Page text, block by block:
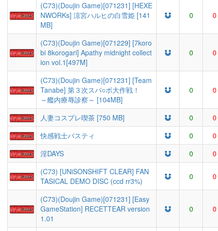
(C73)(Doujin Game)[071231] [HEXE
NWORKs] 涼宮ハルヒの白雪姫 [141
MB]
0 0
(C73)(Doujin Game)[071229] [7koro
bi 8korogari] Apathy midnight collect
ion vol.1[497M]
0 0
(C73)(Doujin Game)[071231] [Team
Tanabe] 第３次スパ○ボ大作戦！
～艦内療辱診察～ [104MB]
0 0
人妻コスプレ喫茶 [750 MB] 0
0
快感戦士バスティ
0
0
淫DAYS
0
0
(C73) [UNiSONSHIFT CLEAR] FAN
TASICAL DEMO DISC (ccd rr3%)
0 0
(C73)(Doujin Game)[071231] [Easy
GameStation] RECETTEAR version
1.01
0 0